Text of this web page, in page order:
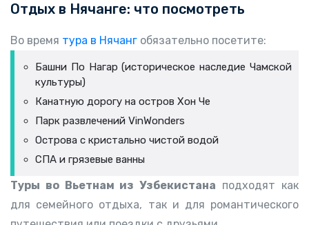
Отдых в Нячанге: что посмотреть
Во время тура в Нячанг обязательно посетите:
Башни По Нагар (историческое наследие Чамской
культуры)
Канатную дорогу на остров Хон Че
Парк развлечений VinWonders
Острова с кристально чистой водой
СПА и грязевые ванны
Туры во Вьетнам из Узбекистана подходят как
для семейного отдыха, так и для романтического